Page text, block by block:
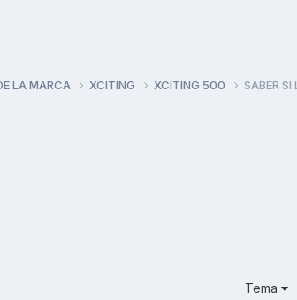
LA MARCA XCITING XCITING 500 SABER SI
Tema